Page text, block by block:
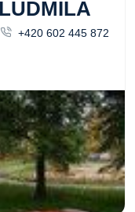
+420 602 445 872